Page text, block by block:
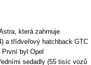
která zahrnuje
a třídveřový hatchback GTC
byl Opel
sedadly (55 tisíc vozů